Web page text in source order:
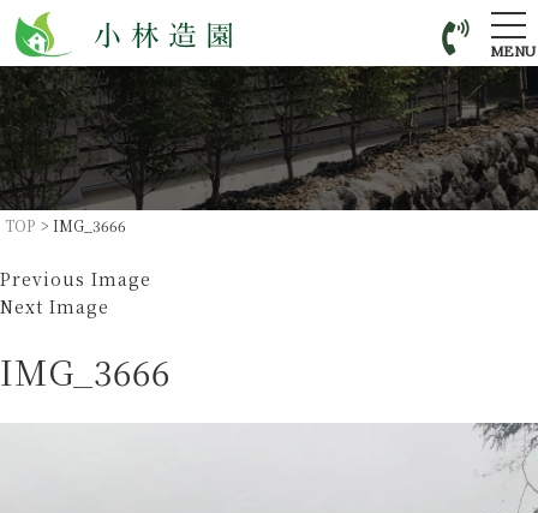
MENU
TOP >IMG_3666
Previous Image
Next Image
IMG_3666